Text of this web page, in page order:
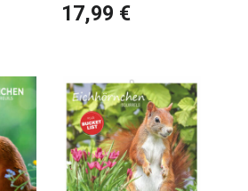
17,99 €